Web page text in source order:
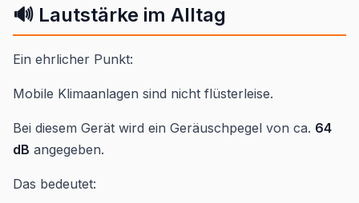
🔊 Lautstärke im Alltag
Ein ehrlicher Punkt:
Mobile Klimaanlagen sind nicht flüsterleise.
Bei diesem Gerät wird ein Geräuschpegel von ca. 64
dB angegeben.
Das bedeutet: